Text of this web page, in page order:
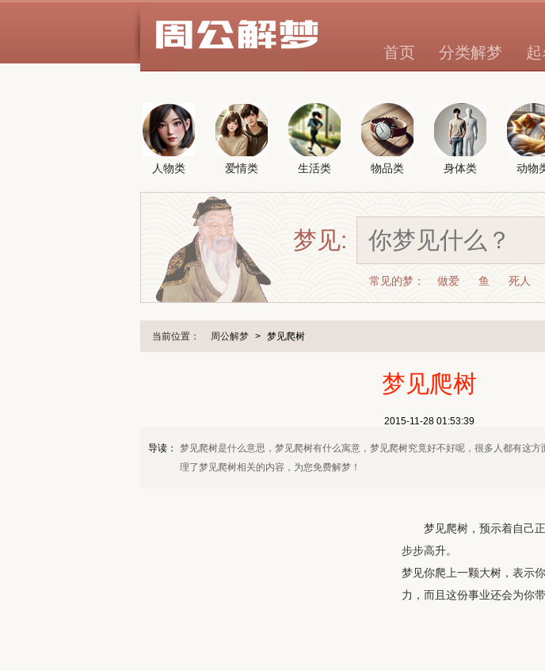
首页 分类解梦 起
人物类 爱情类 生活类 物品类 身体类 动物
梦见:
常见的梦： 做爱 鱼 死人
当前位置： 周公解梦 > 梦见爬树
梦见爬树
2015-11-28 01:53:39
导读：
梦见爬树是什么意思，梦见爬树有什么寓意，梦见爬树究竟好不好呢，很多人都有这
理了梦见爬树相关的内容，为您免费解梦！
梦见爬树，预示着自己
步步高升。
梦见你爬上一颗大树，表示
力，而且这份事业还会为你